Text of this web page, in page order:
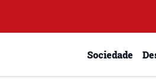
Sociedade